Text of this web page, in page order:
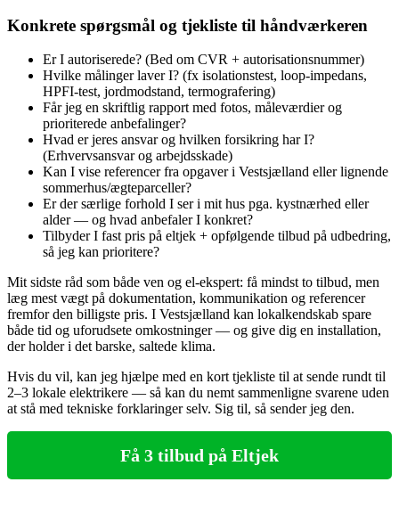
Konkrete spørgsmål og tjekliste til håndværkeren
Er I autoriserede? (Bed om CVR + autorisationsnummer)
Hvilke målinger laver I? (fx isolationstest, loop‑impedans,
HPFI‑test, jordmodstand, termografering)
Får jeg en skriftlig rapport med fotos, måleværdier og
prioriterede anbefalinger?
Hvad er jeres ansvar og hvilken forsikring har I?
(Erhvervsansvar og arbejdsskade)
Kan I vise referencer fra opgaver i Vestsjælland eller lignende
sommerhus/ægteparceller?
Er der særlige forhold I ser i mit hus pga. kystnærhed eller
alder — og hvad anbefaler I konkret?
Tilbyder I fast pris på eltjek + opfølgende tilbud på udbedring,
så jeg kan prioritere?
Mit sidste råd som både ven og el‑ekspert: få mindst to tilbud, men
læg mest vægt på dokumentation, kommunikation og referencer
fremfor den billigste pris. I Vestsjælland kan lokalkendskab spare
både tid og uforudsete omkostninger — og give dig en installation,
der holder i det barske, saltede klima.
Hvis du vil, kan jeg hjælpe med en kort tjekliste til at sende rundt til
2–3 lokale elektrikere — så kan du nemt sammenligne svarene uden
at stå med tekniske forklaringer selv. Sig til, så sender jeg den.
Få 3 tilbud på Eltjek